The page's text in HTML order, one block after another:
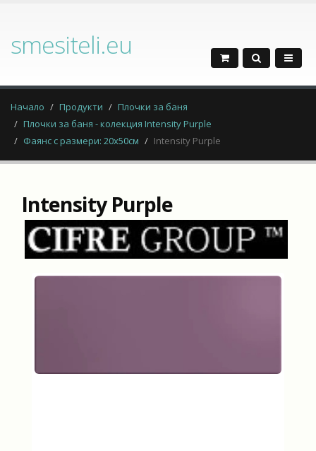
smesiteli.eu
Начало Продукти
Плочки за баня
Плочки за баня - колекция Intensity Purple
Фаянс с размери: 20x50см
Intensity Purple
Intensity Purple